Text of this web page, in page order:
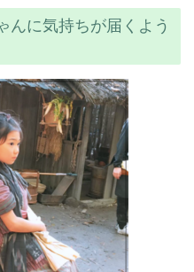
に気持ちが届くよう